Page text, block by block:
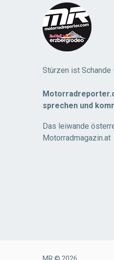
Stürzen ist
sprechen und
Das leiwande
Motorradmagazin.at